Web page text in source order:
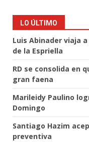
LO ÚLTIMO
Luis Abinader viaja
de la Espriella
RD se consolida en
gran faena
Marileidy Paulino
Domingo
Santiago Hazim
preventiva